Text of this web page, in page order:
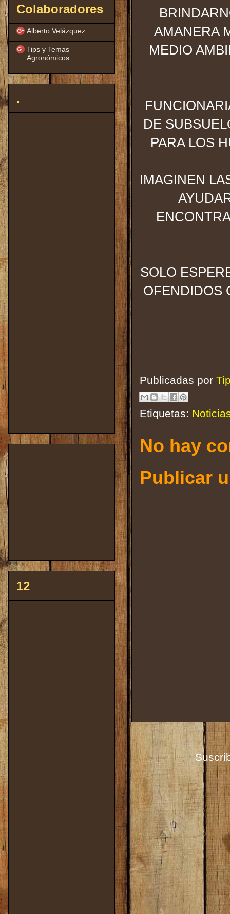
AMANERA
MEDIO
DE
PARA LOS
IMAGINEN
SOLO
OFENDIDOS
Publicadas por
Etiquetas:
No hay
Publicar
Colaboradores
Alberto Velázquez
Tips y Temas
Agronómicos
.
12